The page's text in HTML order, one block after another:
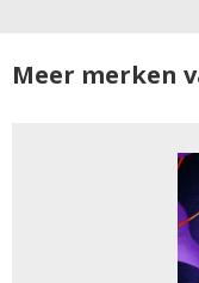
Meer merken